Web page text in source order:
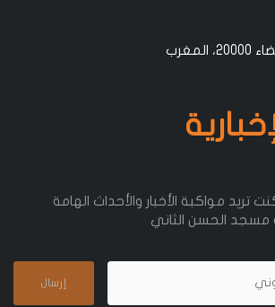
تريد مواكبة الأخبار والأحداث الهامة
الحسن الثاني